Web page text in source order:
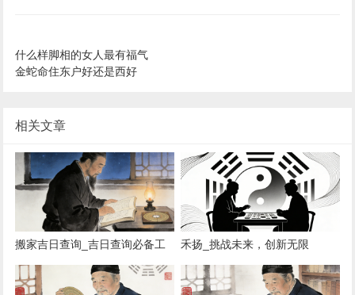
什么样脚相的女人最有福气
金蛇命住东户好还是西好
相关文章
搬家吉日查询_吉日查询必备工
具
禾扬_挑战未来，创新无限